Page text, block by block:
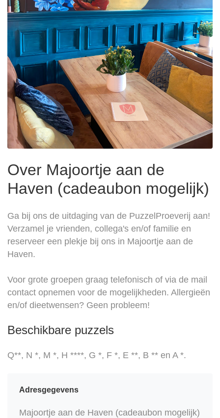
Over Majoortje aan de
Haven (cadeaubon mogelijk)
Ga bij ons de uitdaging van de PuzzelProeverij aan!
Verzamel je vrienden, collega's en/of familie en
reserveer een plekje bij ons in Majoortje aan de
Haven.
Voor grote groepen graag telefonisch of via de mail
contact opnemen voor de mogelijkheden. Allergieën
en/of dieetwensen? Geen probleem!
Beschikbare puzzels
Q**, N *, M *, H ****, G *, F *, E **, B ** en A *.
Adresgegevens
Majoortje aan de Haven (cadeaubon mogelijk)